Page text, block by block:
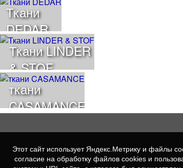
Ткани
DEDAR
Ткани LINDER
& STOF
ткани
CASAMANCE
Этот сайт использует Яндекс.Метрику и файлы
согласие на обработку файлов cookies и